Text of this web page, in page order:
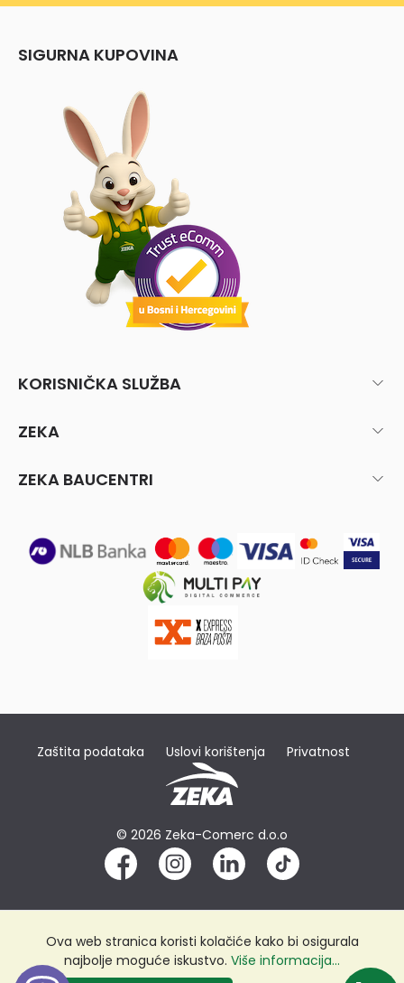
SIGURNA KUPOVINA
KORISNIČKA SLUŽBA
ZEKA
ZEKA BAUCENTRI
Zaštita podataka Uslovi korištenja Privatnost
© 2026 Zeka-Comerc d.o.o
Ova web stranica koristi kolačiće kako bi osigurala
najbolje moguće iskustvo. Više informacija...